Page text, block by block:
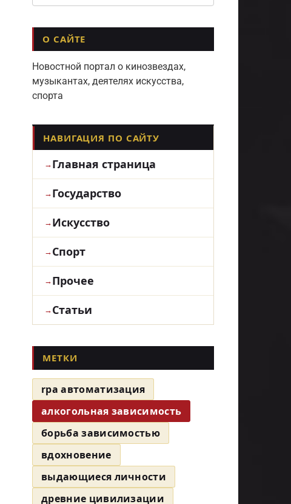
О САЙТЕ
Новостной портал о кинозвездах,
музыкантах, деятелях искусства,
спорта
НАВИГАЦИЯ ПО САЙТУ
Главная страница
Государство
Искусство
Спорт
Прочее
Статьи
МЕТКИ
rpa автоматизация
алкогольная зависимость
борьба зависимостью
вдохновение
выдающиеся личности
древние цивилизации